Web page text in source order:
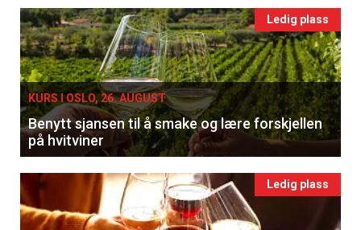
Ledig plass
KURS I OSLO, 26. AUGUST
Benytt sjansen til å smake og lære forskjellen
på hvitviner
Ledig plass